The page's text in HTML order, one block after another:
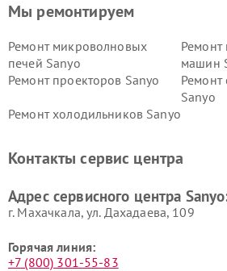
Мы ремонтируем
Ремонт микроволновых
печей Sanyo
машин
Ремонт проекторов Sanyo
Ремонт
Sanyo
Ремонт холодильников Sanyo
Контакты сервис центра
Адрес сервисного центра
г. Махачкала, ул. Дахадаева, 109
Горячая линия:
+7 (800) 301-55-83